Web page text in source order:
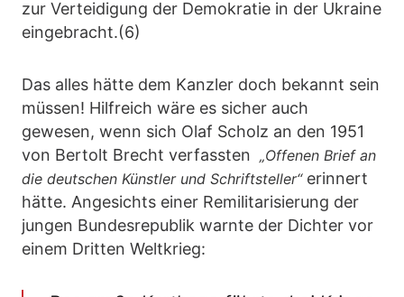
zur Verteidigung der Demokratie in der Ukraine
eingebracht.(6)
Das alles hätte dem Kanzler doch bekannt sein
müssen! Hilfreich wäre es sicher auch
gewesen, wenn sich Olaf Scholz an den 1951
von Bertolt Brecht verfassten „Offenen Brief an
die deutschen Künstler und Schriftsteller“erinnert
hätte. Angesichts einer Remilitarisierung der
jungen Bundesrepublik warnte der Dichter vor
einem Dritten Weltkrieg: